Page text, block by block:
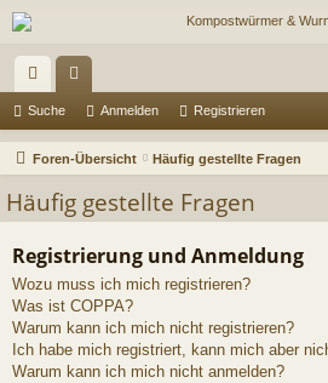
ch
ne
ug
riff
en
Suche Anmelden Registrieren
Foren-Übersicht Häufig gestellte Fragen
Häufig gestellte Fragen
Registrierung und Anmeldung
Wozu muss ich mich registrieren?
Was ist COPPA?
Warum kann ich mich nicht registrieren?
Ich habe mich registriert, kann mich aber
Warum kann ich mich nicht anmelden?